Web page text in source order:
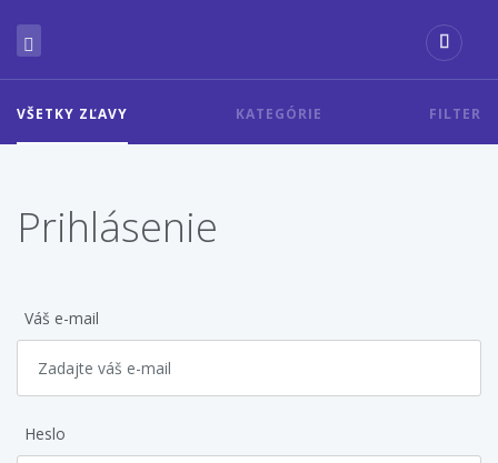
VŠETKY ZĽAVY KATEGÓRIE FILTER
Prihlásenie
Váš e-mail
Heslo